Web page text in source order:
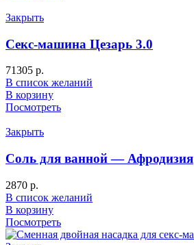
Закрыть
Секс-машина Цезарь 3.0
71305 р.
В список желаний
В корзину
Посмотреть
Закрыть
Соль для ванной — Афродизия
2870 р.
В список желаний
В корзину
Посмотреть